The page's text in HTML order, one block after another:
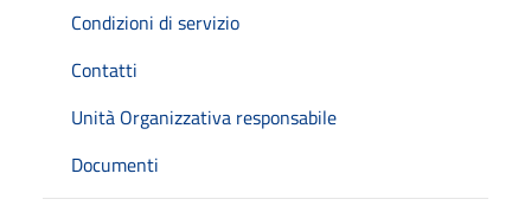
Condizioni di servizio
Contatti
Unità Organizzativa responsabile
Documenti